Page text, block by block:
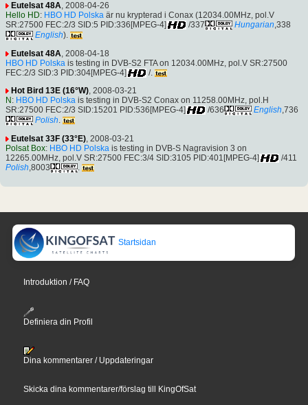
Eutelsat 48A, 2008-04-26
Hello HD: HBO HD Polska är nu krypterad i Conax (12034.00MHz, pol.V
SR:27500 FEC:2/3 SID:5 PID:336[MPEG-4]
/337 Hungarian,338
English).
Eutelsat 48A , 2008-04-18
HBO HD Polska is testing in DVB-S2 FTA on 12034.00MHz, pol.V SR:27500
FEC:2/3 SID:3 PID:304[MPEG-4]
/.
Hot Bird 13E (16°W), 2008-03-21
N : HBO HD Polska is testing in DVB-S2 Conax on 11258.00MHz, pol.H
SR:27500 FEC:2/3 SID:15201 PID:536[MPEG-4]
/636 English,736
Polish.
Eutelsat 33F (33°E) , 2008-03-21
Polsat Box: HBO HD Polska is testing in DVB-S Nagravision 3 on
12265.00MHz, pol.V SR:27500 FEC:3/4 SID:3105 PID:401[MPEG-4]
/411
Polish,8003 .
Startsidan
Introduktion / FAQ
Definiera din Profil
Dina kommentarer / Uppdateringar
Skicka dina kommentarer/förslag till KingOfSat